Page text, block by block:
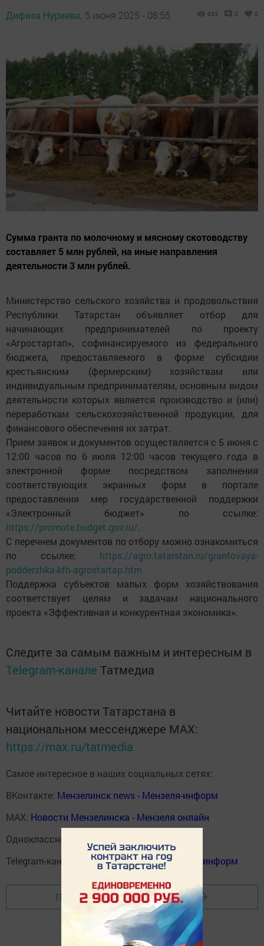
Дифиза Нуриева, 5 июня 2025 - 08:55 633 0 0
Сумма гранта по молочному и мясному скотоводству
составляет 5 млн рублей, на иные направления
деятельности 3 млн рублей.
Министерство сельского хозяйства и продовольствия
Республики Татарстан объявляет отбор для
начинающих предпринимателей по проекту
«Агростартап», софинансируемого из федерального
бюджета, предоставляемого в форме субсидии
крестьянским (фермерским) хозяйствам или
индивидуальным предпринимателям, основным видом
деятельности которых является производство и (или)
переработкам сельскохозяйственной продукции, для
финансового обеспечения их затрат.
Прием заявок и документов осуществляется с 5 июня с
12:00 часов по 6 июля 12:00 часов текущего года в
электронной форме посредством заполнения
соответствующих экранных форм в портале
предоставления мер государственной поддержки
«Электронный бюджет» по ссылке:
https://promote.budget.gov.ru/.
С перечнем документов по отбору можно ознакомиться
по ссылке: https://agro.tatarstan.ru/grantovaya-
podderzhka-kfh-agrostartap.htm
Поддержка субъектов малых форм хозяйствования
соответствует целям и задачам национального
проекта «Эффективная и конкурентная экономика».
Следите за самым важным и интересным в
Telegram-канале Татмедиа
Читайте новости Татарстана в
национальном мессенджере MАХ:
https://max.ru/tatmedia
Самое интересное в наших социальных сетях:
ВКонтакте: Мензелинск news - Мензеля-информ
MAX: Новости Мензелинска - Мензеля онлайн
Одноклассники:
Telegram-канал:
Мензелинск news - Мензеля-информ
Перейти на страницу новости